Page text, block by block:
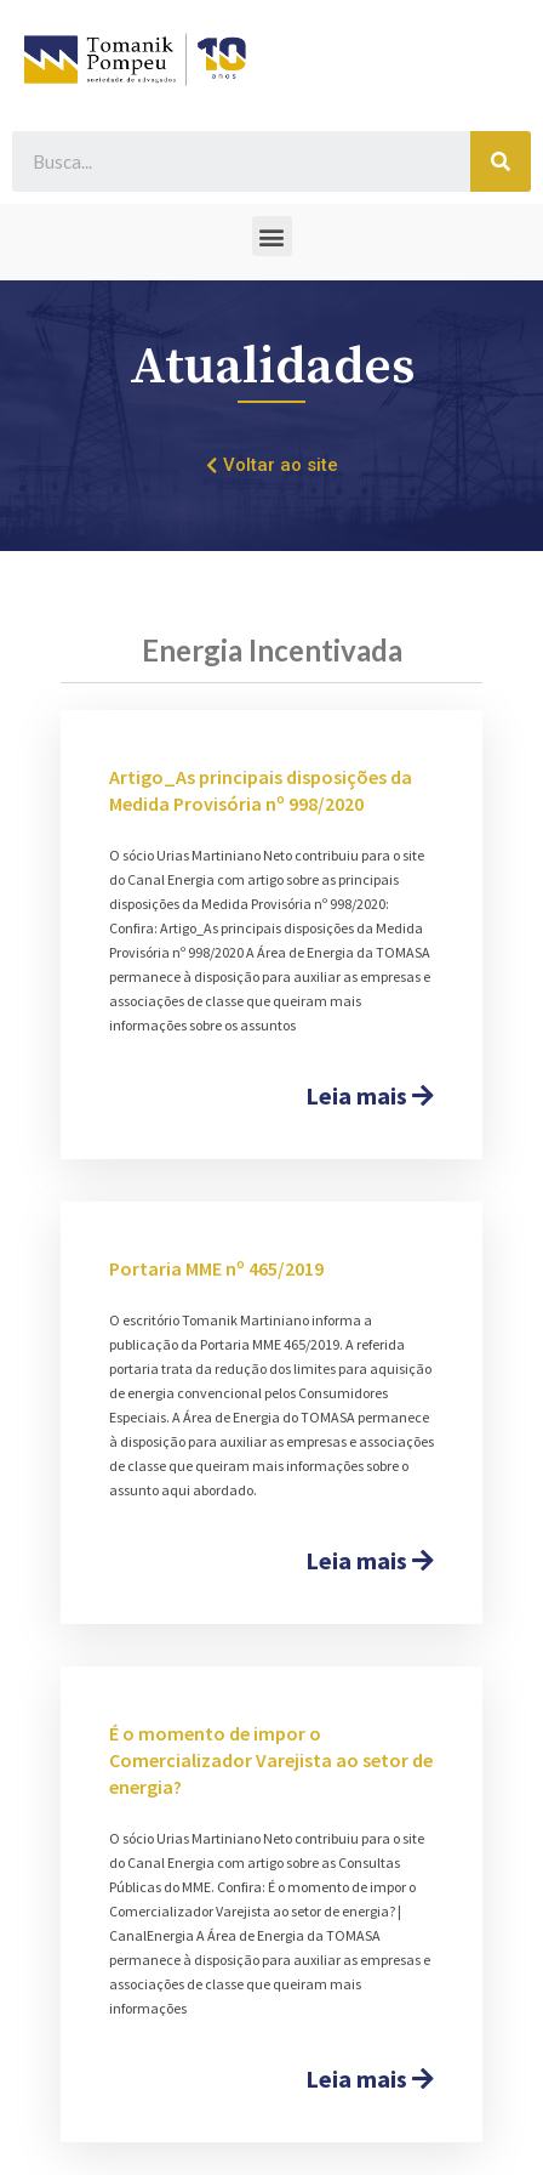
Atualidades
Voltar ao site
Energia Incentivada
Artigo_As principais disposições da
Medida Provisória nº 998/2020
O sócio Urias Martiniano Neto contribuiu para o site
do Canal Energia com artigo sobre as principais
disposições da Medida Provisória nº 998/2020:
Confira: Artigo_As principais disposições da Medida
Provisória nº 998/2020 A Área de Energia da TOMASA
permanece à disposição para auxiliar as empresas e
associações de classe que queiram mais
informações sobre os assuntos
Leia mais
Portaria MME nº 465/2019
O escritório Tomanik Martiniano informa a
publicação da Portaria MME 465/2019. A referida
portaria trata da redução dos limites para aquisição
de energia convencional pelos Consumidores
Especiais. A Área de Energia do TOMASA permanece
à disposição para auxiliar as empresas e associações
de classe que queiram mais informações sobre o
assunto aqui abordado.
Leia mais
É o momento de impor o
Comercializador Varejista ao setor de
energia?
O sócio Urias Martiniano Neto contribuiu para o site
do Canal Energia com artigo sobre as Consultas
Públicas do MME. Confira: É o momento de impor o
Comercializador Varejista ao setor de energia? |
CanalEnergia A Área de Energia da TOMASA
permanece à disposição para auxiliar as empresas e
associações de classe que queiram mais
informações
Leia mais